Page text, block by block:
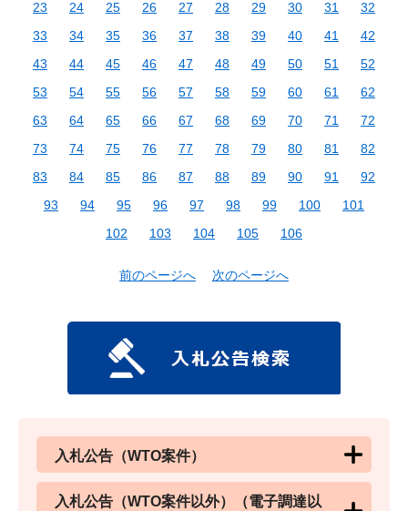
23
24 25 26 27 28 29 30 31
32
33
34 35 36 37 38 39 40 41
42
43
44 45 46 47 48 49 50 51
52
53
54 55 56 57 58 59 60 61
62
63
64 65 66 67 68 69 70 71
72
73
74 75 76 77 78 79 80 81
82
83
84 85 86 87 88 89 90 91
92
93
94 95 96 97 98 99 100
101
102
103 104 105 106
前のページへ 次のページへ
入札公告（WTO案件）
入札公告（WTO案件以外）（電子調達以